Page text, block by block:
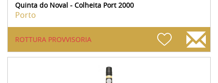
Quinta do Noval - Colheita Port 2000
Porto
ROTTURA PROVVISORIA